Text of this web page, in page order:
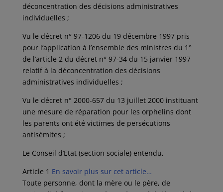
déconcentration des décisions administratives
individuelles ;
Vu le décret n° 97-1206 du 19 décembre 1997 pris
pour l’application à l’ensemble des ministres du 1°
de l’article 2 du décret n° 97-34 du 15 janvier 1997
relatif à la déconcentration des décisions
administratives individuelles ;
Vu le décret n° 2000-657 du 13 juillet 2000 instituant
une mesure de réparation pour les orphelins dont
les parents ont été victimes de persécutions
antisémites ;
Le Conseil d’Etat (section sociale) entendu,
Article 1 En savoir plus sur cet article…
Toute personne, dont la mère ou le père, de